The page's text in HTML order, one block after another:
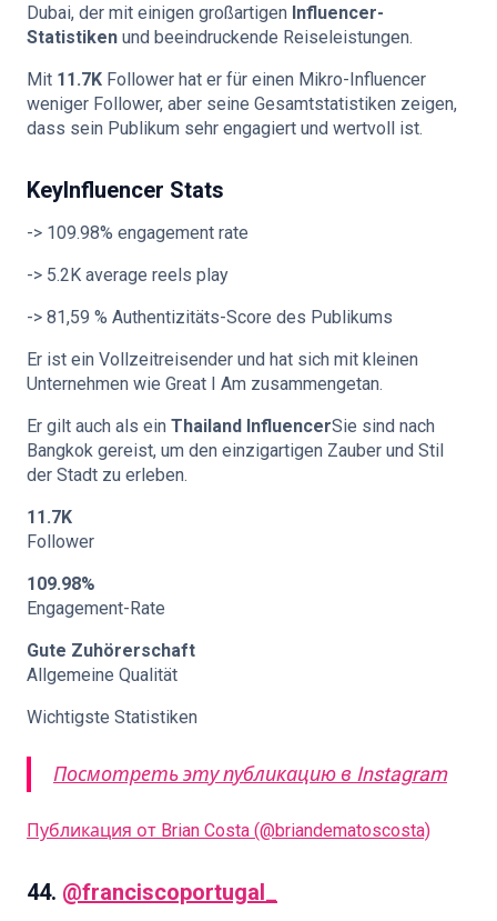
Dubai, der mit einigen großartigen Influencer-
Statistiken und beeindruckende Reiseleistungen.
Mit 11.7K Follower hat er für einen Mikro-Influencer
weniger Follower, aber seine Gesamtstatistiken zeigen,
dass sein Publikum sehr engagiert und wertvoll ist.
KeyInfluencer Stats
-> 109.98% engagement rate
-> 5.2K average reels play
-> 81,59 % Authentizitäts-Score des Publikums
Er ist ein Vollzeitreisender und hat sich mit kleinen
Unternehmen wie Great I Am zusammengetan.
Er gilt auch als ein Thailand InfluencerSie sind nach
Bangkok gereist, um den einzigartigen Zauber und Stil
der Stadt zu erleben.
11.7K
Follower
109.98%
Engagement-Rate
Gute Zuhörerschaft
Allgemeine Qualität
Wichtigste Statistiken
Посмотреть эту публикацию в Instagram
Публикация от Brian Costa (@briandematoscosta)
44. @franciscoportugal_